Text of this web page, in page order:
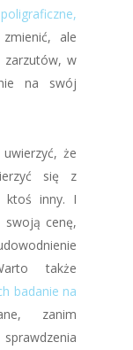
,
ale
zarzutów, w
na swój
że
się z
ktoś inny. I
swoją cenę,
także
badanie na
zanim